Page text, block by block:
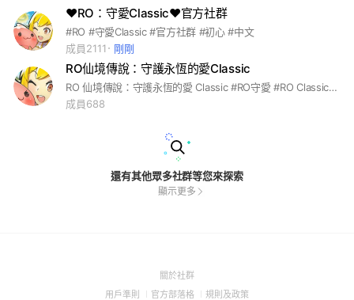
❤️RO：守愛Classic❤️官方社群
#RO #守愛Classic #官方社群 #初心 #中文
成員2111
剛剛
RO仙境傳說：守護永恆的愛Classic
RO 仙境傳說：守護永恆的愛 Classic #RO守愛 #RO Classic #RO守護永恆的愛 #RO 情懷 #放置 #休閒 #初心 #RO
成員688
還有其他眾多社群等您來探索
顯示更多
關於社群(Open
用戶準則 (Open
官方部落格 (Open
規則及政策(Open